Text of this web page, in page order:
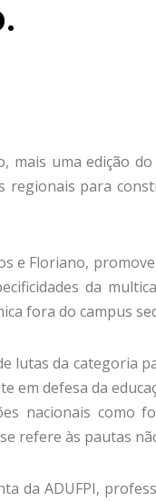
mais uma edição
para
e Floriano,
da
fora do campus
lutas da categoria
em defesa da
nacionais como
refere às pautas
da ADUFPI,